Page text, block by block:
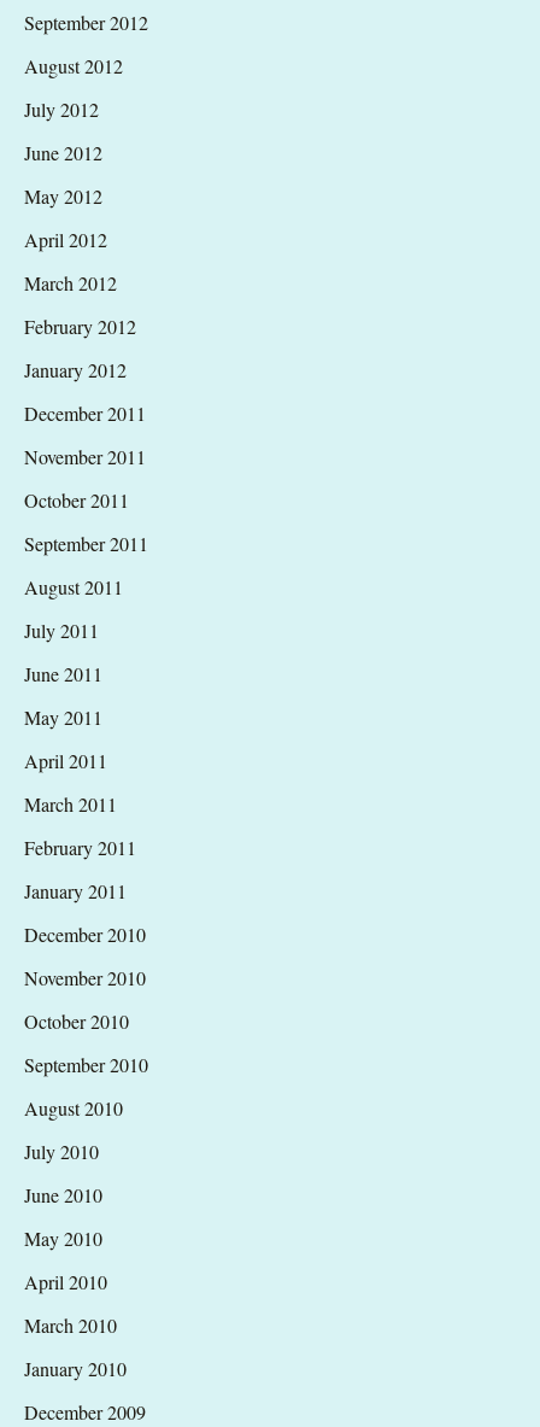
September 2012
August 2012
July 2012
June 2012
May 2012
April 2012
March 2012
February 2012
January 2012
December 2011
November 2011
October 2011
September 2011
August 2011
July 2011
June 2011
May 2011
April 2011
March 2011
February 2011
January 2011
December 2010
November 2010
October 2010
September 2010
August 2010
July 2010
June 2010
May 2010
April 2010
March 2010
January 2010
December 2009